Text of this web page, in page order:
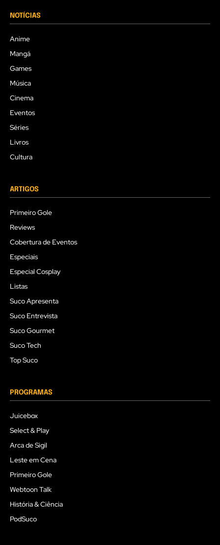
NOTÍCIAS
Anime
Mangá
Games
Música
Cinema
Eventos
Séries
Livros
Cultura
ARTIGOS
Primeiro Gole
Reviews
Cobertura de Eventos
Especiais
Especial Cosplay
Listas
Suco Apresenta
Suco Entrevista
Suco Gourmet
Suco Tech
Top Suco
PROGRAMAS
Juicebox
Select & Play
Arca de Sigil
Leste em Cena
Primeiro Gole
Webtoon Talk
História & Ciência
PodSuco